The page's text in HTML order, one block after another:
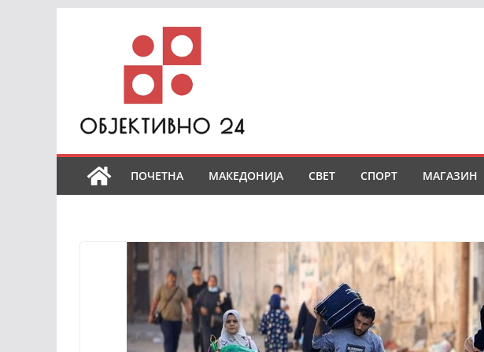
ПОЧЕТНА МАКЕДОНИЈА СВЕТ СПОРТ МАГАЗИН